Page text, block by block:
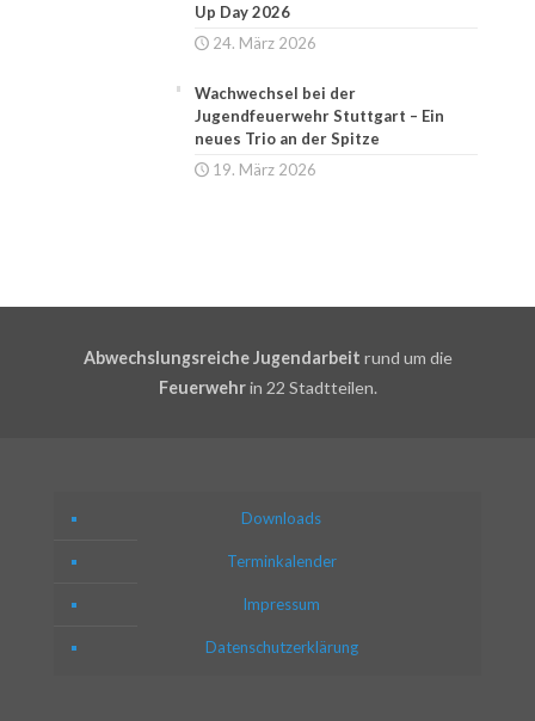
Up Day 2026
24. März 2026
Wachwechsel bei der
Jugendfeuerwehr Stuttgart – Ein
neues Trio an der Spitze
19. März 2026
Abwechslungsreiche Jugendarbeit rund um die
Feuerwehrin 22 Stadtteilen.
Downloads
Terminkalender
Impressum
Datenschutzerklärung